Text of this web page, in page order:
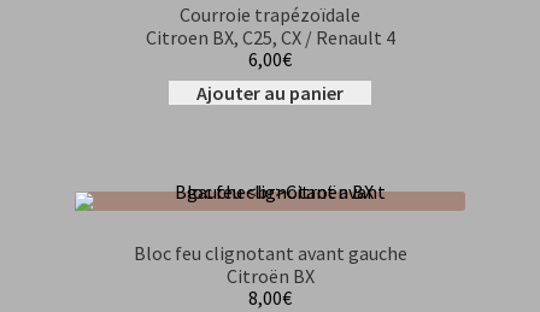
Courroie trapézoïdale
Citroen BX, C25, CX / Renault 4
6,00€
Ajouter au panier
Bloc feu clignotant avant gauche
Citroën BX
8,00€